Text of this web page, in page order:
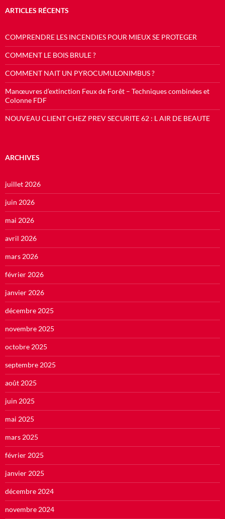
ARTICLES RÉCENTS
COMPRENDRE LES INCENDIES POUR MIEUX SE PROTEGER
COMMENT LE BOIS BRULE ?
COMMENT NAIT UN PYROCUMULONIMBUS ?
Manœuvres d’extinction Feux de Forêt – Techniques combinées et
Colonne FDF
NOUVEAU CLIENT CHEZ PREV SECURITE 62 : L AIR DE BEAUTE
ARCHIVES
juillet 2026
juin 2026
mai 2026
avril 2026
mars 2026
février 2026
janvier 2026
décembre 2025
novembre 2025
octobre 2025
septembre 2025
août 2025
juin 2025
mai 2025
mars 2025
février 2025
janvier 2025
décembre 2024
novembre 2024